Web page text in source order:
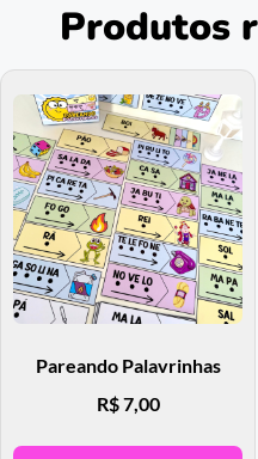
Produtos
Pareando Palavrinhas
R$7,00